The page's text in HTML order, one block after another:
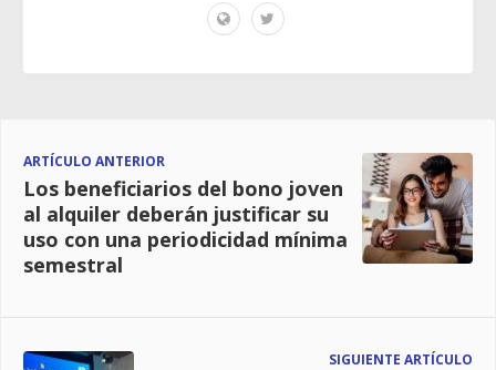
ARTÍCULO ANTERIOR
Los beneficiarios del bono joven
al alquiler deberán justificar su
uso con una periodicidad mínima
semestral
SIGUIENTE ARTÍCULO